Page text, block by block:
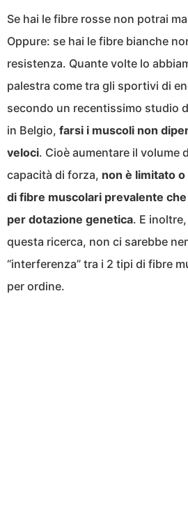
Se hai le fibre rosse non potrai
Oppure: se hai le fibre bianche
resistenza. Quante volte lo
palestra come tra gli sportivi di
secondo un recentissimo studio
in Belgio, farsi i muscoli non
veloci. Cioè aumentare il volume
capacità di forza, non è limitato
di fibre muscolari prevalente
per dotazione genetica. E
questa ricerca, non ci sarebbe
“interferenza” tra i 2 tipi di fibre
per ordine.